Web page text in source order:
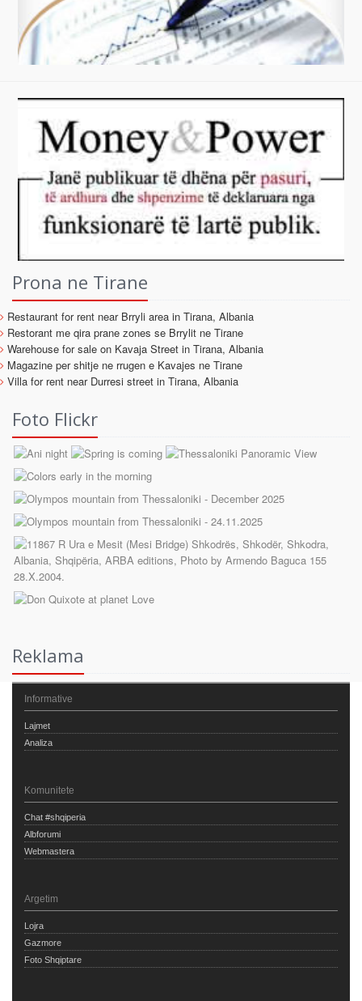
Prona ne Tirane
Restaurant for rent near Brryli area in Tirana, Albania
Restorant me qira prane zones se Brrylit ne Tirane
Warehouse for sale on Kavaja Street in Tirana, Albania
Magazine per shitje ne rrugen e Kavajes ne Tirane
Villa for rent near Durresi street in Tirana, Albania
Foto Flickr
Reklama
Informative
Lajmet
Analiza
Komunitete
Chat #shqiperia
Albforumi
Webmastera
Argetim
Lojra
Gazmore
Foto Shqiptare